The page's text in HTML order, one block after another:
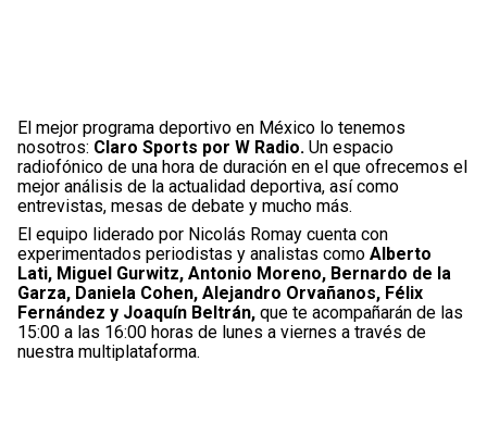
Liga MX
Selección Mexicana
Juegos Panamericanos
El mejor programa deportivo en México lo tenemos
nosotros: Claro Sports por W Radio. Un espacio
radiofónico de una hora de duración en el que ofrecemos el
mejor análisis de la actualidad deportiva, así como
entrevistas, mesas de debate y mucho más.
El equipo liderado por Nicolás Romay cuenta con
experimentados periodistas y analistas como Alberto
Lati, Miguel Gurwitz, Antonio Moreno, Bernardo de la
Garza, Daniela Cohen, Alejandro Orvañanos, Félix
Fernández y Joaquín Beltrán, que te acompañarán de las
15:00 a las 16:00 horas de lunes a viernes a través de
nuestra multiplataforma.